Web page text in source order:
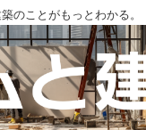
のことがもっとわかる。